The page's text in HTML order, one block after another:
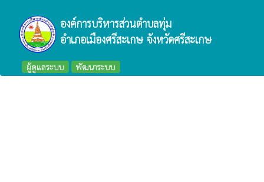
องค์การบริหารส่วนตำบลทุ่ม
อำเภอเมืองศรีสะเกษ จังหวัดศรีสะเกษ
ผู้ดูแลระบบ พัฒนาระบบ